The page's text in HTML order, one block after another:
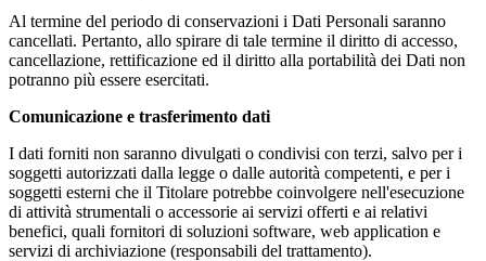
Al termine del periodo di conservazioni i Dati Personali saranno
cancellati. Pertanto, allo spirare di tale termine il diritto di accesso,
cancellazione, rettificazione ed il diritto alla portabilità dei Dati non
potranno più essere esercitati.
Comunicazione e trasferimento dati
I dati forniti non saranno divulgati o condivisi con terzi, salvo per i
soggetti autorizzati dalla legge o dalle autorità competenti, e per i
soggetti esterni che il Titolare potrebbe coinvolgere nell'esecuzione
di attività strumentali o accessorie ai servizi offerti e ai relativi
benefici, quali fornitori di soluzioni software, web application e
servizi di archiviazione (responsabili del trattamento).